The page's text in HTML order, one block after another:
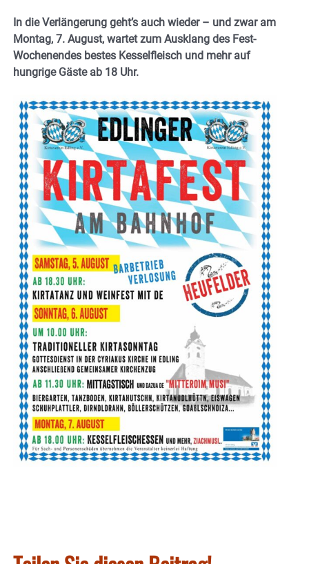
In die Verlängerung geht’s auch wieder – und zwar am
Montag, 7. August, wartet zum Ausklang des Fest-
Wochenendes bestes Kesselfleisch und mehr auf
hungrige Gäste ab 18 Uhr.